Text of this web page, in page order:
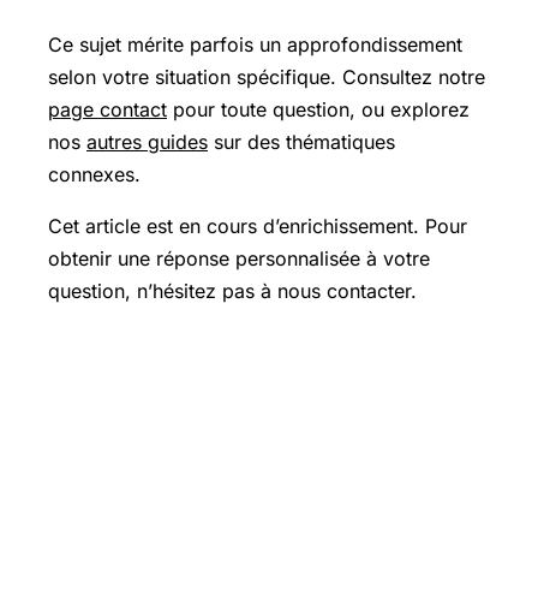
Ce sujet mérite parfois un approfondissement
selon votre situation spécifique. Consultez notre
page contact pour toute question, ou explorez
nos autres guides sur des thématiques
connexes.
Cet article est en cours d’enrichissement. Pour
obtenir une réponse personnalisée à votre
question, n’hésitez pas à nous contacter.